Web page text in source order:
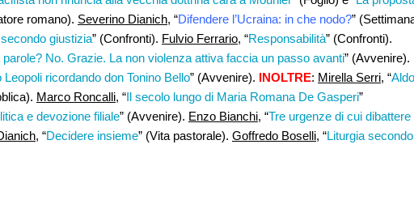
romano). Severino Dianich, “Difendere l’Ucraina: in che nodo?”
giustizia” (Confronti). Fulvio Ferrario, “Responsabilità” (Confronti).
No. Grazie. La non violenza attiva faccia un passo avanti” (Avvenire).
ricordando don Tonino Bello” (Avvenire). INOLTRE: Mirella Serri, “Aldo
Marco Roncalli, “Il secolo lungo di Maria Romana De Gasperi”
e devozione filiale” (Avvenire). Enzo Bianchi, “Tre urgenze di cui dibattere
, “Decidere insieme” (Vita pastorale). Goffredo Boselli, “Liturgia